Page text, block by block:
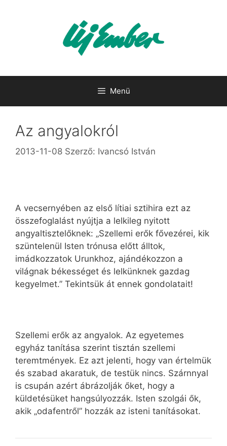
Menü
Az angyalokról
2013-11-08 Szerző: Ivancsó István
A vecsernyében az első lítiai sztihira ezt az
összefoglalást nyújtja a lelkileg nyitott
angyaltisztelőknek: „Szellemi erők fővezérei, kik
szüntelenül Isten trónusa előtt álltok,
imádkozzatok Urunkhoz, ajándékozzon a
világnak békességet és lelkünknek gazdag
kegyelmet.” Tekintsük át ennek gondolatait!
Szellemi erők az angyalok. Az egyetemes
egyház tanítása szerint tisztán szellemi
teremtmények. Ez azt jelenti, hogy van értelmük
és szabad akaratuk, de testük nincs. Szárnnyal
is csupán azért ábrázolják őket, hogy a
küldetésüket hangsúlyozzák. Isten szolgái ők,
akik „odafentről” hozzák az isteni tanításokat.